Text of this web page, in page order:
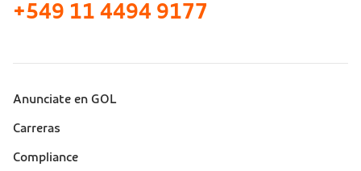
+549 11 4494 9177
Sobre a Gol (footer)
Anunciate en GOL
Carreras
Compliance